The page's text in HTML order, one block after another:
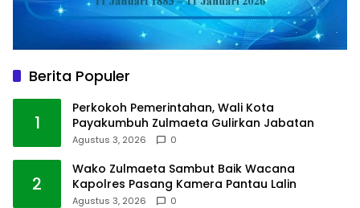
Berita Populer
1
Perkokoh Pemerintahan, Wali Kota
Payakumbuh Zulmaeta Gulirkan Jabatan
Agustus 3, 2026 0
2
Wako Zulmaeta Sambut Baik Wacana
Kapolres Pasang Kamera Pantau Lalin
Agustus 3, 2026 0